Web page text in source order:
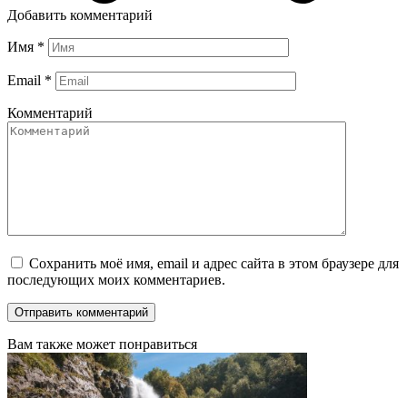
Добавить комментарий
Имя *
Email *
Комментарий
Сохранить моё имя, email и адрес сайта в этом браузере для
последующих моих комментариев.
Вам также может понравиться